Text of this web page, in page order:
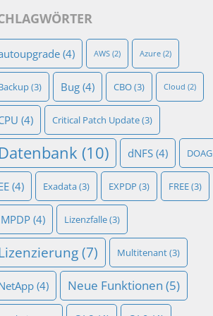
(4) AWS (2) Azure (2)
(3) Bug (4) CBO(3) Cloud (2)
(4) Critical Patch Update(3)
(10) dNFS (4) DOAG
(4) Exadata(3) EXPDP (3) FREE(3)
(4) Lizenzfalle(3)
(7) Multitenant(3)
(4) Neue Funktionen (5)